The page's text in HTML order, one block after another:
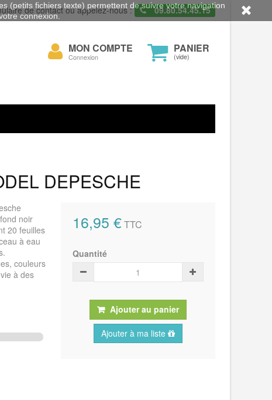
de contact ou appelez-nous : 09.80.54.45.15
PANIER
(vide)
Mon
compte
MON COMPTE
Connexion
DEPESCHE
16,95 €TTC
Quantité
Ajouter au panier
Ajouter à ma liste
noir
20 feuilles
à eau
couleurs
à des
(petits fichiers texte) permettent de suivre votre navigation
connexion.